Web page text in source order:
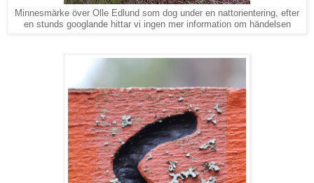
Minnesmärke över Olle Edlund som dog under en nattorientering, efter
en stunds googlande hittar vi ingen mer information om händelsen